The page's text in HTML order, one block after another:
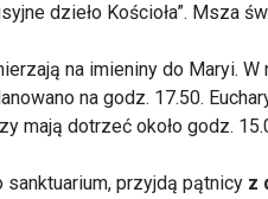
dzieło Kościoła”. Msza
na imieniny do Maryi.
na godz. 17.50.
mają dotrzeć około godz.
sanktuarium, przyjdą pątnicy z